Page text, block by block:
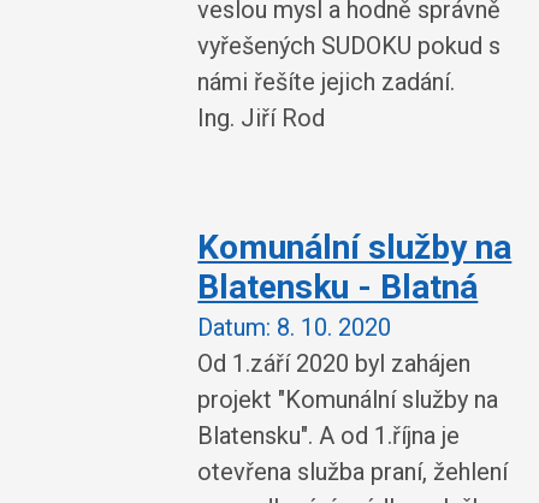
veslou mysl a hodně správně
vyřešených SUDOKU pokud s
námi řešíte jejich zadání.
Ing. Jiří Rod
Komunální služby na
Blatensku - Blatná
Datum: 8. 10. 2020
Od 1.září 2020 byl zahájen
projekt "Komunální služby na
Blatensku". A od 1.října je
otevřena služba praní, žehlení